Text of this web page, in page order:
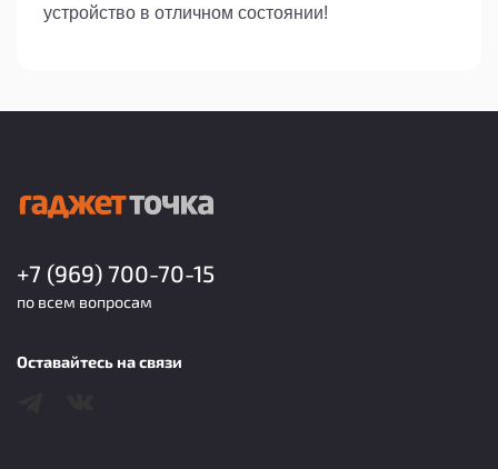
устройство в отличном состоянии!
+7 (969) 700-70-15
по всем вопросам
Оставайтесь на связи